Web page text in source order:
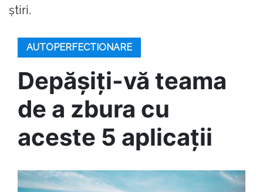
știri.
AUTOPERFECTIONARE
Depășiți-vă teama
de a zbura cu
aceste 5 aplicații